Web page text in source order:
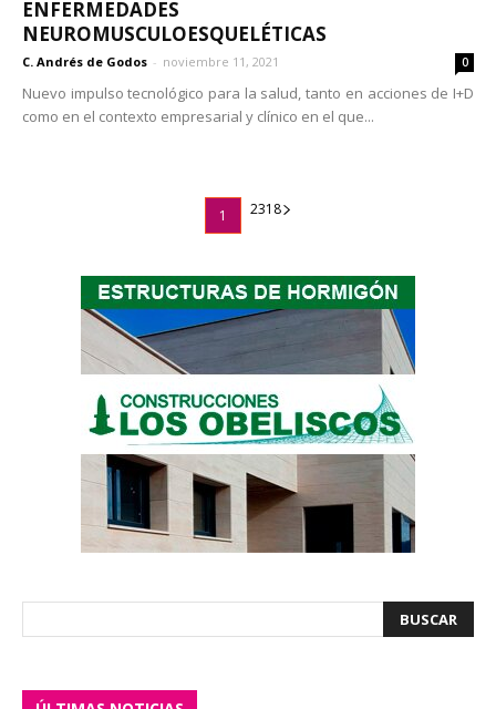
ENFERMEDADES
NEUROMUSCULOESQUELÉTICAS
C. Andrés de Godos - noviembre 11, 2021 0
Nuevo impulso tecnológico para la salud, tanto en acciones de I+D
como en el contexto empresarial y clínico en el que...
1 2318